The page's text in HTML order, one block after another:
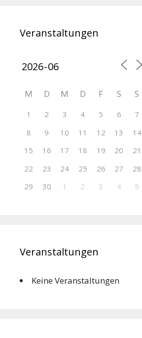
Veranstaltungen
M D M D F S S
1 2 3 4 5 6
7
8
9 10 11 12 13
14
15
16 17 18 19 20
21
22
23 24 25 26 27
28
29
30 1 2 3 4 5
Veranstaltungen
Keine Veranstaltungen